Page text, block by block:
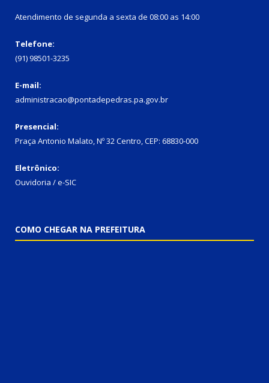
Atendimento de segunda a sexta de 08:00 as 14:00
Telefone:
(91) 98501-3235
E-mail:
administracao@pontadepedras.pa.gov.br
Presencial:
Praça Antonio Malato, Nº 32 Centro, CEP: 68830-000
Eletrônico:
Ouvidoria / e-SIC
COMO CHEGAR NA PREFEITURA